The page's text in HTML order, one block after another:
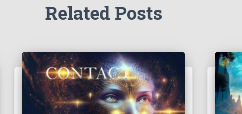
Related Posts